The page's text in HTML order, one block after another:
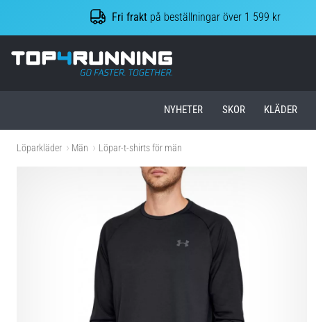
Fri frakt på beställningar över 1 599 kr
Top4Running.se
NYHETER SKOR KLÄDER
Löparkläder Män Löpar-t-shirts för män